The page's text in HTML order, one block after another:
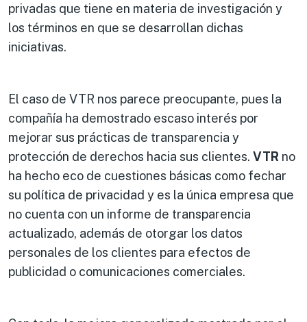
privadas que tiene en materia de investigación y
los términos en que se desarrollan dichas
iniciativas.
El caso de VTR nos parece preocupante, pues la
compañía ha demostrado escaso interés por
mejorar sus prácticas de transparencia y
protección de derechos hacia sus clientes. VTR no
ha hecho eco de cuestiones básicas como fechar
su política de privacidad y es la única empresa que
no cuenta con un informe de transparencia
actualizado, además de otorgar los datos
personales de los clientes para efectos de
publicidad o comunicaciones comerciales.